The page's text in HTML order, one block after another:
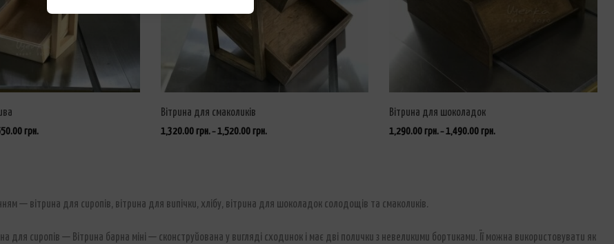
грн.
Вітрина для смаколиків
1,320.00 грн.–1,520.00 грн.
Вітрина для шоколадок
1,290.00 грн.–1,490.00 грн.
— вітрина для сиропів, вітрина для випічки, хлібу, вітрина для шоколадок солодощів та смаколиків.
для сиропів — Вітрина барна міні — сконструйована у вигляді сходинок і має дві полички з невеликими бортиками. Її можна використовувати як